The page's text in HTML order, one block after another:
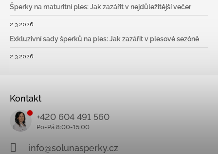
Šperky na maturitní ples: Jak zazářit v nejdůležitější večer
2.3.2026
Exkluzivní sady šperků na ples: Jak zazářit v plesové sezóně
2.3.2026
Kontakt
+420 604 491 560
info@solunasperky.cz